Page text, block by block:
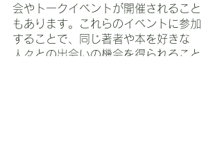
会やトークイベントが開催されること
もあります。これらのイベントに参加
することで、同じ著者や本を好きな
人々との出会いの機会を得られること